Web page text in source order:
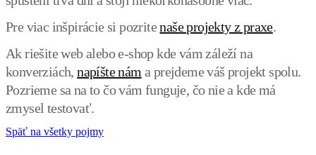
Pre viac inšpirácie si pozritenaše projekty z praxe.
Ak riešite web alebo e-shop kde vám záleží na
konverziách,napíšte nám a prejdeme váš projekt spolu.
Pozrieme sa na to čo vám funguje, čo nie a kde má
zmysel testovať.
Späť na všetky pojmy